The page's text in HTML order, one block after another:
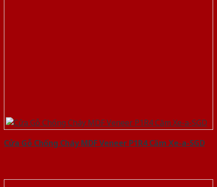
Cửa Gỗ Chống Cháy MDF Veneer P1R4 Căm Xe-a-SGD